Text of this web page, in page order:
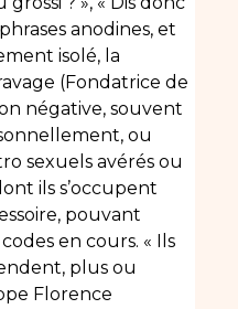
anodines, et
isolé, la
(Fondatrice de
négative, souvent
ou
sexuels avérés ou
ils s’occupent
pouvant
en cours. « Ils
plus ou
Florence